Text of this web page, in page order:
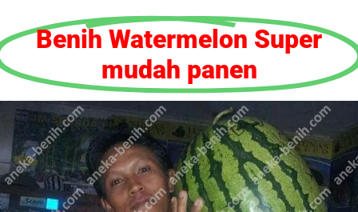
Benih Watermelon Super
mudah panen